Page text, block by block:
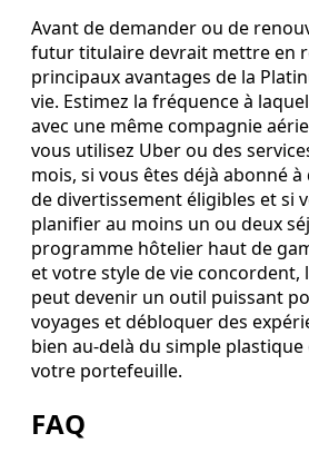
Avant de demander ou de
futur titulaire devrait mettre en
principaux avantages de la
vie. Estimez la fréquence à
avec une même compagnie
vous utilisez Uber ou des
mois, si vous êtes déjà abonné
de divertissement éligibles et si
planifier au moins un ou deux
programme hôtelier haut de
et votre style de vie concordent,
peut devenir un outil puissant
voyages et débloquer des
bien au‑delà du simple
votre portefeuille.
FAQ